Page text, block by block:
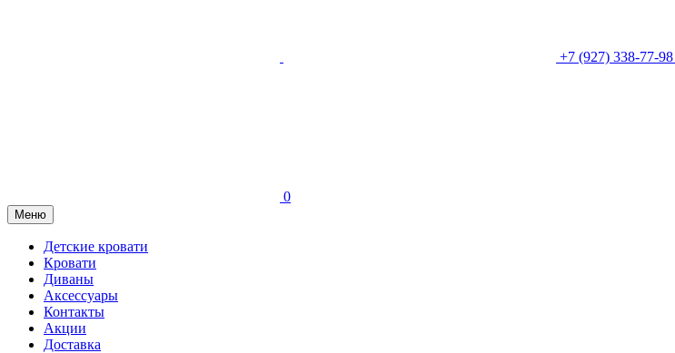
+7 (927) 338-77-98
0
Меню
Детские кровати
Кровати
Диваны
Аксессуары
Контакты
Акции
Доставка